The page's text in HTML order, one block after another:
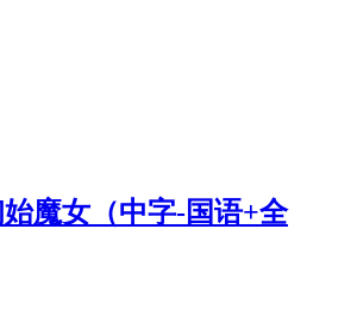
魔女（中字-国语+全